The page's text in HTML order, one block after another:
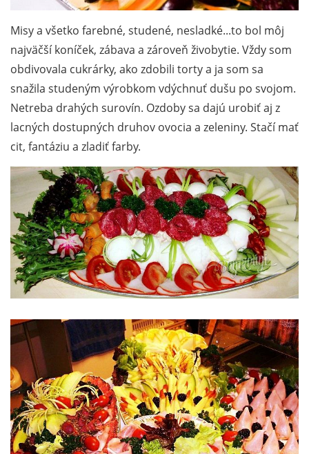
Misy a všetko farebné, studené, nesladké...to bol môj
najväčší koníček, zábava a zároveň živobytie. Vždy som
obdivovala cukrárky, ako zdobili torty a ja som sa
snažila studeným výrobkom vdýchnuť dušu po svojom.
Netreba drahých surovín. Ozdoby sa dajú urobiť aj z
lacných dostupných druhov ovocia a zeleniny. Stačí mať
cit, fantáziu a zladiť farby.